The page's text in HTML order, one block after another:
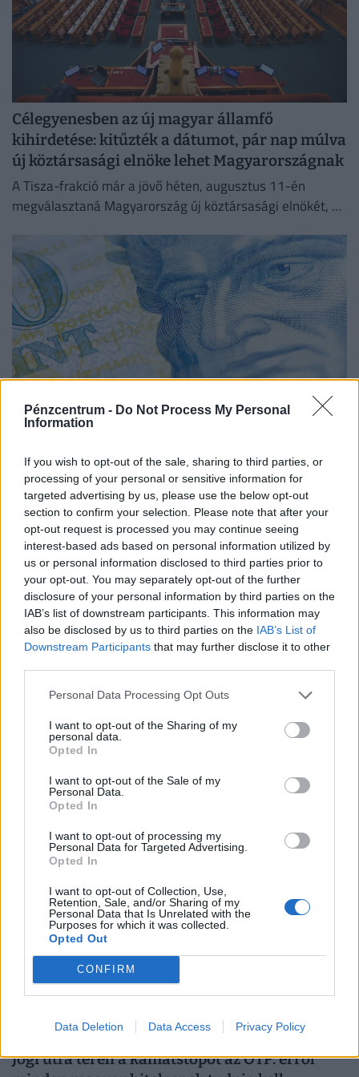
Pénzcentrum - Do Not Process My Personal
Information
If you wish to opt-out of the sale, sharing to third parties, or
processing of your personal or sensitive information for
targeted advertising by us, please use the below opt-out
section to confirm your selection. Please note that after your
opt-out request is processed you may continue seeing
interest-based ads based on personal information utilized by
us or personal information disclosed to third parties prior to
your opt-out. You may separately opt-out of the further
disclosure of your personal information by third parties on the
IAB’s list of downstream participants. This information may
also be disclosed by us to third parties on the IAB’s List of
Downstream Participants that may further disclose it to other
Personal Data Processing Opt Outs
I want to opt-out of the Sharing of my
personal data.
Opted In
I want to opt-out of the Sale of my
Personal Data.
Opted In
I want to opt-out of processing my
Personal Data for Targeted Advertising.
Opted In
I want to opt-out of Collection, Use,
Retention, Sale, and/or Sharing of my
Personal Data that Is Unrelated with the
Purposes for which it was collected.
Opted Out
CONFIRM
Data Deletion Data Access Privacy Policy
Célegyenesben az új magyar államfő
kihirdetése: kitűzték a dátumot, pár nap múlva
új köztársasági elnöke lehet Magyarországnak
A Tisza-frakció már a jövő héten, augusztus 11-én
megválasztaná Magyarország új köztársasági elnökét, az
Országgyűlésnek.
Ítéletet mondtak az elemzők, súlyos
következmények jöhetnek
Ugyan az ipari szereplők önkéntes árammegtakarítása
segít elkerülni a hálózat összeomlását, a kényszerű
leállások és a súlyos aszály hetente akár 0,1 százalékkal
is csökkenthetik a...
Nagyot fogott Toto, a vámosok kutyája: 17
milliós illegális cigifogás került elő a raktérből
A bútorszállítmányba rejtett, több mint hatezer doboznyi
Jogi útra tereli a kamatstopot az OTP: erről